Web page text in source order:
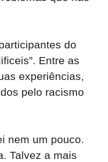
do
Entre as
experiências,
pelo racismo
nem um pouco.
Talvez a mais